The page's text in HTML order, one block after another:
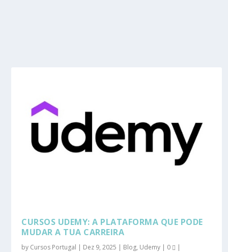
CURSOS UDEMY: A PLATAFORMA QUE PODE
MUDAR A TUA CARREIRA
by Cursos Portugal | Dez 9, 2025 | Blog, Udemy | 0 |